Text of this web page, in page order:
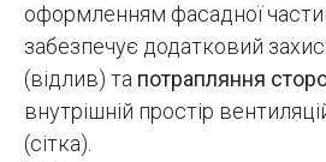
оформленням фасадної
забезпечує додатковий
(відлив) та потрапляння
внутрішній простір
(сітка).